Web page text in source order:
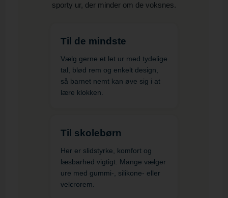
sporty ur, der minder om de voksnes.
Til de mindste
Vælg gerne et let ur med tydelige
tal, blød rem og enkelt design,
så barnet nemt kan øve sig i at
lære klokken.
Til skolebørn
Her er slidstyrke, komfort og
læsbarhed vigtigt. Mange vælger
ure med gummi-, silikone- eller
velcrorem.